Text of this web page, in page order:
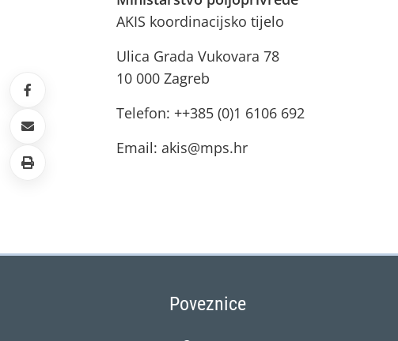
AKIS koordinacijsko tijelo
Ulica Grada Vukovara 78
10 000 Zagreb
Telefon: ++385 (0)1 6106 692
Email: akis@mps.hr
Poveznice